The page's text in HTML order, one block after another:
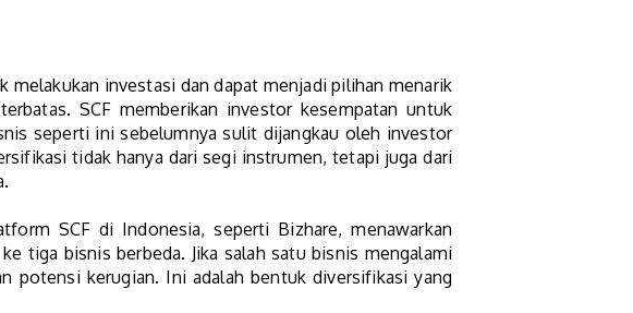
melakukan investasi dan dapat menjadi pilihan menarik
SCF memberikan investor kesempatan untuk
seperti ini sebelumnya sulit dijangkau oleh investor
tidak hanya dari segi instrumen, tetapi juga dari
SCF di Indonesia, seperti Bizhare, menawarkan
tiga bisnis berbeda. Jika salah satu bisnis mengalami
potensi kerugian. Ini adalah bentuk diversifikasi yang